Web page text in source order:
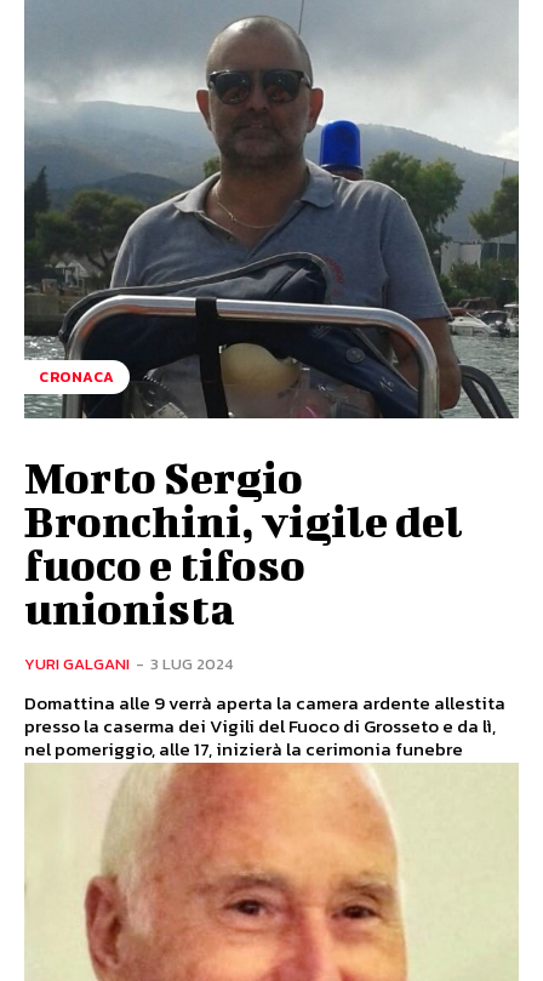
CRONACA
Morto Sergio
Bronchini, vigile del
fuoco e tifoso
unionista
YURI GALGANI - 3 LUG 2024
Domattina alle 9 verrà aperta la camera ardente allestita
presso la caserma dei Vigili del Fuoco di Grosseto e da lì,
nel pomeriggio, alle 17, inizierà la cerimonia funebre